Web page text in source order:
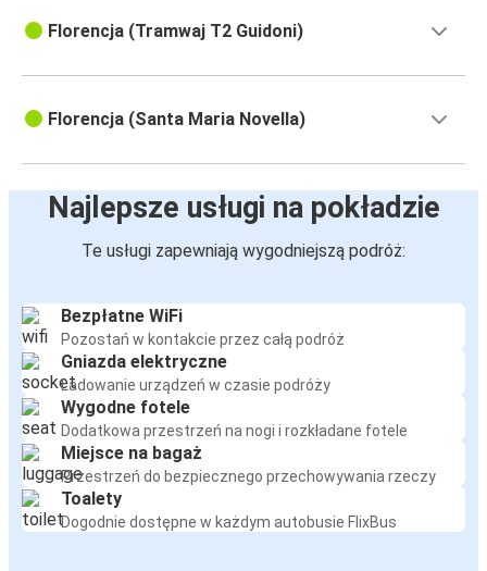
Florencja (Tramwaj T2 Guidoni)
Florencja (Santa Maria Novella)
Najlepsze usługi na pokładzie
Te usługi zapewniają wygodniejszą podróż:
Bezpłatne WiFi
Pozostań w kontakcie przez całą podróż
Gniazda elektryczne
Ładowanie urządzeń w czasie podróży
Wygodne fotele
Dodatkowa przestrzeń na nogi i rozkładane fotele
Miejsce na bagaż
Przestrzeń do bezpiecznego przechowywania rzeczy
Toalety
Dogodnie dostępne w każdym autobusie FlixBus